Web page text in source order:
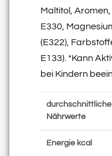
Maltitol, Aromen,
E330,
(E322),
E133). *Kann
bei Kindern
durchschnittliche
Nährwerte
Energie kcal